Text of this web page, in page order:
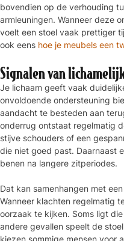
bovendien op de verhouding
armleuningen. Wanneer deze
voelt een stoel vaak prettiger
ook eens hoe je meubels een
Signalen van
Je lichaam geeft vaak
onvoldoende ondersteuning
aandacht te besteden aan
onderrug ontstaat regelmatig
stijve schouders of een
die niet goed past. Daarnaast
benen na langere zitperiodes.
Dat kan samenhangen met
Wanneer klachten regelmatig
oorzaak te kijken. Soms ligt
andere gevallen speelt de
kiezen sommige mensen voor